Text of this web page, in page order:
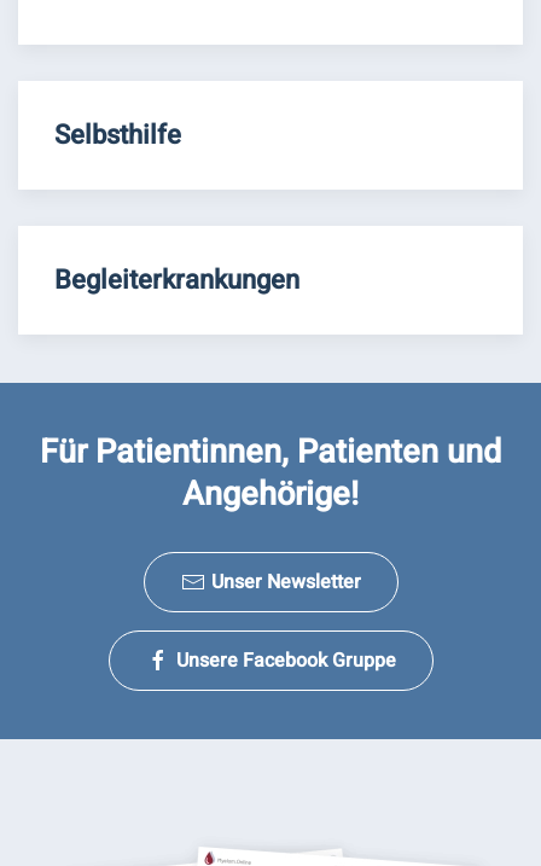
Selbsthilfe
Begleiterkrankungen
Für Patientinnen, Patienten und
Angehörige!
Unser Newsletter
Unsere Facebook Gruppe